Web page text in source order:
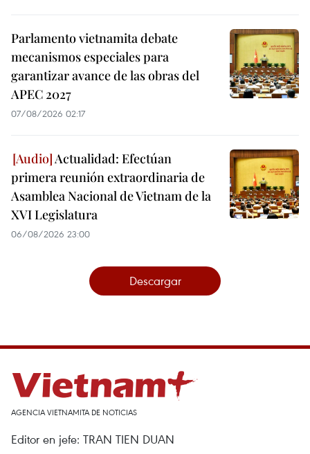
Parlamento vietnamita debate
mecanismos especiales para
garantizar avance de las obras del
APEC 2027
07/08/2026 02:17
Actualidad: Efectúan
primera reunión extraordinaria de
Asamblea Nacional de Vietnam de la
XVI Legislatura
06/08/2026 23:00
Descargar
AGENCIA VIETNAMITA DE NOTICIAS
Editor en jefe: TRAN TIEN DUAN